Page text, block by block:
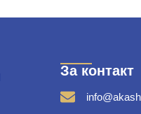
За контакт